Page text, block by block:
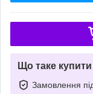
Що таке
Замовлення